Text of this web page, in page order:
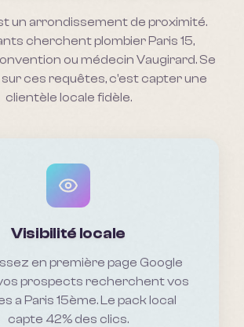
un arrondissement de proximité.
cherchent plombier Paris 15,
ou médecin Vaugirard. Se
ces requêtes, c'est capter une
clientèle locale fidèle.
Visibilité locale
en première page Google
prospects recherchent vos
a Paris 15ème. Le pack local
capte 42% des clics.